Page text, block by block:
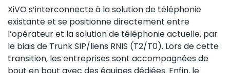
XiVO s’interconnecte à la solution de téléphonie
existante et se positionne directement entre
l’opérateur et la solution de téléphonie actuelle, par
le biais de Trunk SIP/liens RNIS (T2/T0). Lors de cette
transition, les entreprises sont accompagnées de